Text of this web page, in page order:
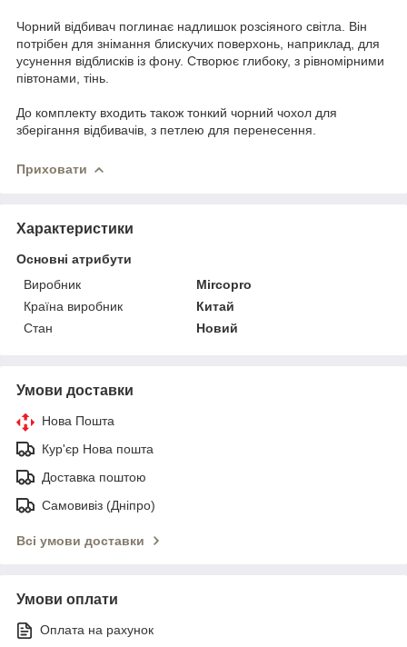
Чорний відбивач поглинає надлишок розсіяного світла. Він
потрібен для знімання блискучих поверхонь, наприклад, для
усунення відблисків із фону. Створює глибоку, з рівномірними
півтонами, тінь.
До комплекту входить також тонкий чорний чохол для
зберігання відбивачів, з петлею для перенесення.
Приховати
Характеристики
Основні атрибути
Виробник
Mircopro
Країна виробник
Китай
Стан
Новий
Умови доставки
Нова Пошта
Кур'єр Нова пошта
Доставка поштою
Самовивіз (Дніпро)
Всі умови доставки
Умови оплати
Оплата на рахунок